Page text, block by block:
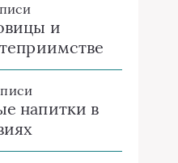
и
напитки в